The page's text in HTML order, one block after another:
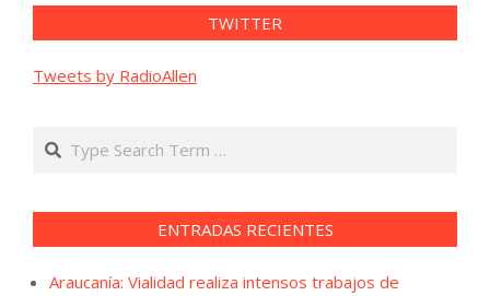
TWITTER
Tweets by RadioAllen
Search
ENTRADAS RECIENTES
Araucanía: Vialidad realiza intensos trabajos de